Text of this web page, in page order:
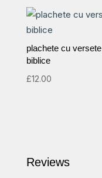
plachete cu versete
biblice
£12.00
Reviews